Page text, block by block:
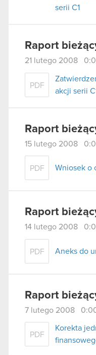
serii C1
Raport
21 lutego 2008
PDF
akcji serii
Raport
15 lutego 2008
PDF Wniosek o
Raport
14 lutego 2008
PDF Aneks do
Raport
7 lutego 2008
PDF
Korekta